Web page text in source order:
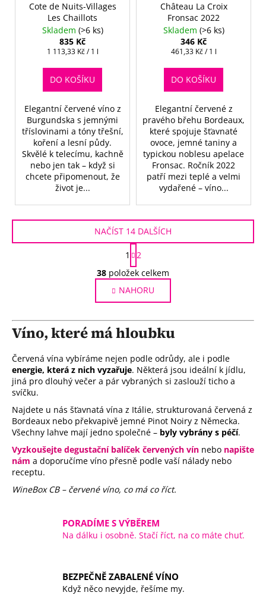
Cote de Nuits-Villages
Les Chaillots
Skladem (>6 ks)
835 Kč
Měrná
1 113,33 Kč / 1 l
DO KOŠÍKU
Elegantní červené víno z
Burgundska s jemnými
tříslovinami a tóny třešní,
koření a lesní půdy.
Skvělé k telecímu, kachně
nebo jen tak – když si
chcete připomenout, že
život je...
Château La Croix
Fronsac 2022
Skladem (>6 ks)
346 Kč
Měrná
461,33 Kč / 1 l
DO KOŠÍKU
Elegantní červené z
pravého břehu Bordeaux,
které spojuje šťavnaté
ovoce, jemné taniny a
typickou noblesu apelace
Fronsac. Ročník 2022
patří mezi teplé a velmi
vydařené – víno...
O
v
l
á
d
a
í
p
r
k
y
v
ý
p
s
NAČÍST 14 DALŠÍCH
S
t
r
á
n
k
o
v
á
í
1
2
38 položek celkem
NAHORU
Víno, které má hloubku
Červená vína vybíráme nejen podle odrůdy, ale i podle
energie, která z nich vyzařuje. Některá jsou ideální k jídlu,
jiná pro dlouhý večer a pár vybraných si zaslouží ticho a
svíčku.
Najdete u nás šťavnatá vína z Itálie, strukturovaná červená z
Bordeaux nebo překvapivě jemné Pinot Noiry z Německa.
Všechny lahve mají jedno společné – byly vybrány s péčí.
Vyzkoušejte degustační balíček červených vín nebo napište
nám a doporučíme víno přesně podle vaší nálady nebo
receptu.
WineBox CB – červené víno, co má co říct.
PORADÍME S VÝBĚREM
Na dálku i osobně. Stačí říct, na co máte chuť.
BEZPEČNĚ ZABALENÉ VÍNO
Když něco nevyjde, řešíme my.